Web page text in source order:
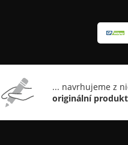
... navrhujeme z
originální